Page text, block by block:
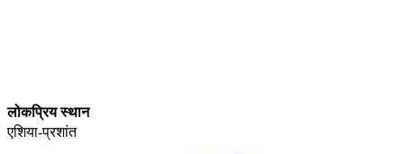
लोकप्रिय स्थान​​
एशिया-प्रशांत​​